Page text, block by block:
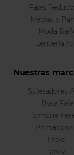
Fajas
Medias y
Moda
Lencería
Nuestras
Sujetadores
Rosa Faia
Simone
Freya
Janira